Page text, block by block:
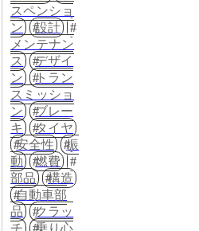
スペンショ
ン
設計
メンテナン
ス
デザイ
ン
トラン
スミッショ
ン
ブレー
キ
タイヤ
安全性
振
動
燃費
部品
構造
自動車部
品
クラッ
チ
乗り心